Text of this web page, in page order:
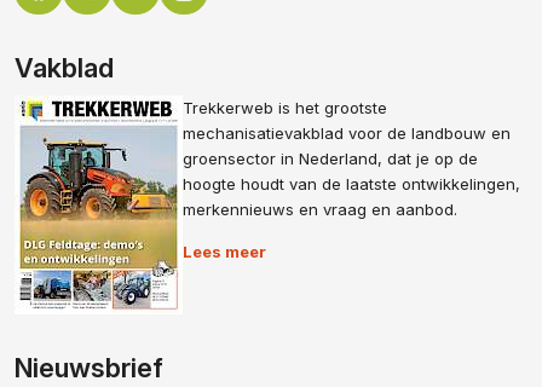
Vakblad
Trekkerweb is het grootste
mechanisatievakblad voor de landbouw en
groensector in Nederland, dat je op de
hoogte houdt van de laatste ontwikkelingen,
merkennieuws en vraag en aanbod.
Lees meer
Nieuwsbrief